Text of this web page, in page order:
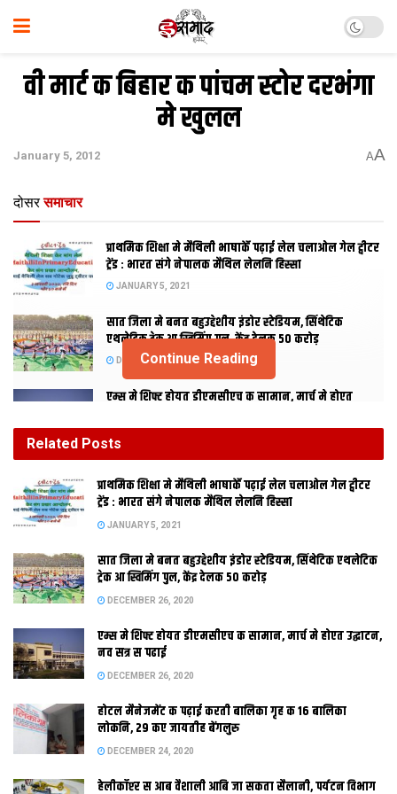
वी मार्ट क बिहार क पांचम स्‍टोर दरभंगा
मे खुलल
January 5, 2012 AA
दोसर समाचार
प्राथमिक शि‍क्षा मे मैथि‍ली भाषाकेँ पढ़ाई लेल चलाओल गेल ट्वीटर
ट्रेंड : भारत संगे नेपालक मैथिल लेलनि हिस्सा
JANUARY 5, 2021
सात जिला मे बनत बहुउद्देशीय इंडोर स्‍टेडि‍यम, सिंथेटिक
एथलेटिक ट्रेक आ स्विमिंग पुल, केंद्र देलक 50 करोड़
DECEMBER 26, 2020
एम्स मे शिफ्ट होयत डीएमसीएच क सामान, मार्च मे होएत
लोकनि, 29 कए जायतीह बेंगलुरु
दरभंगा।
भारतीय वैल्यू रिटेल क्षेत्र क कंपनी वी मॉर्ट दरभंगा पहुंच गेल। कहियो सब
सपना सपने रहल। मुदा आब जा कए ओ सपना पूरा भेल। गोल मार्केंट जेतबा
Continue Reading
Related Posts
प्राथमिक शि‍क्षा मे मैथि‍ली भाषाकेँ पढ़ाई लेल चलाओल गेल ट्वीटर
ट्रेंड : भारत संगे नेपालक मैथिल लेलनि हिस्सा
JANUARY 5, 2021
सात जिला मे बनत बहुउद्देशीय इंडोर स्‍टेडि‍यम, सिंथेटिक एथलेटिक
ट्रेक आ स्विमिंग पुल, केंद्र देलक 50 करोड़
DECEMBER 26, 2020
एम्स मे शिफ्ट होयत डीएमसीएच क सामान, मार्च मे होएत उद्घाटन,
नव सत्र स पढाई
DECEMBER 26, 2020
होटल मैनेजमेंट क पढ़ाई करती बालिका गृह क 16 बालिका
लोकनि, 29 कए जायतीह बेंगलुरु
DECEMBER 24, 2020
हेलीकॉप्टर स आब वैशाली आबि जा सकता सैलानी, पर्यटन विभाग